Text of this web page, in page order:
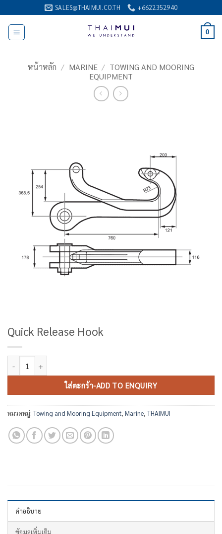
ไป
เนื้อหา
SALES@THAIMUI.CO.TH +6622352940
0
หน้าหลัก / MARINE / TOWING AND MOORING
EQUIPMENT
Quick Release Hook
ใส่ตะกร้า-ADD TO ENQUIRY
หมวดหมู่: Towing and Mooring Equipment, Marine, THAIMUI
คำอธิบาย
ข้อมูลเพิ่มเติม